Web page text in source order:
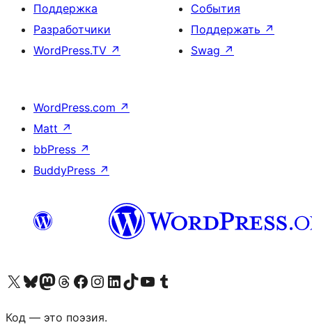
Поддержка
Разработчики
WordPress.TV ↗
События
Поддержать ↗
Swag ↗
WordPress.com ↗
Matt ↗
bbPress ↗
BuddyPress ↗
Посетите нас в X (ранее Twitter)
Посетите нашу учётную запись в Bluesky
Посетите нашу ленту в Mastodon
Посетите нашу учётную запись в Threads
Посетите нашу страницу на Facebook
Посетите наш Instagram
Посетите нашу страницу в LinkedIn
Посетите нашу учётную запись в TikTok
Посетите наш канал YouTube
Посетите нашу учётную запись в Tumblr
Код — это поэзия.